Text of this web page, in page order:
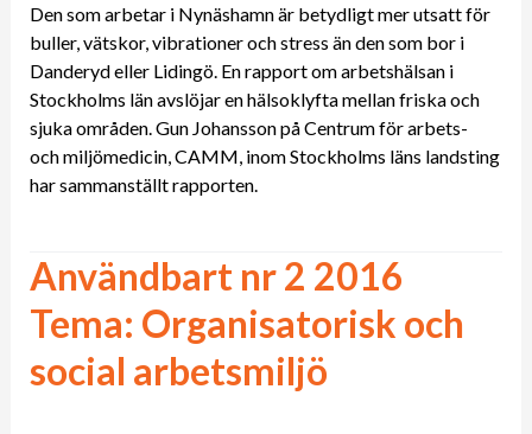
Den som arbetar i Nynäshamn är betydligt mer utsatt för
buller, vätskor, vibrationer och stress än den som bor i
Danderyd eller Lidingö. En rapport om arbetshälsan i
Stockholms län avslöjar en hälsoklyfta mellan friska och
sjuka områden. Gun Johansson på Centrum för arbets-
och miljömedicin, CAMM, inom Stockholms läns landsting
har sammanställt rapporten.
Användbart nr 2 2016
Tema: Organisatorisk och
social arbetsmiljö